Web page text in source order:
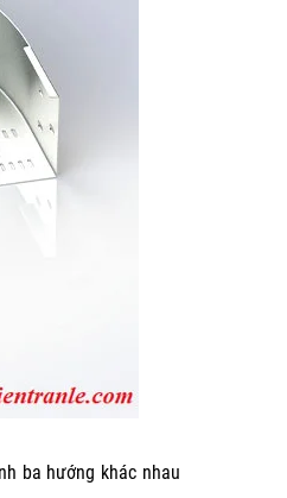
ba hướng khác nhau